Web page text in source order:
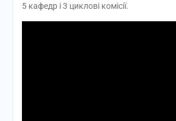
5 кафедр і 3 циклові комісії.